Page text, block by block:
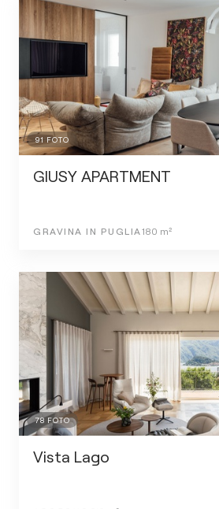
91 FOTO
GIUSY APARTMENT
GRAVINA IN PUGLIA 180 m²
78FOTO
Vista Lago